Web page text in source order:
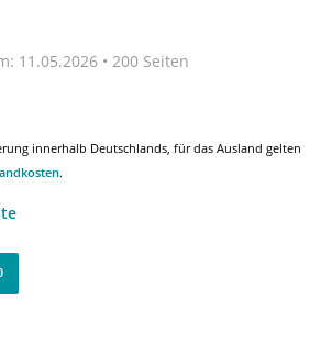
11.05.2026 • 200 Seiten
innerhalb Deutschlands, für das Ausland gelten
.